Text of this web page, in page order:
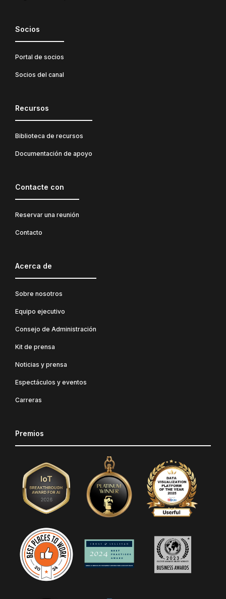
Socios
Portal de socios
Socios del canal
Recursos
Biblioteca de recursos
Documentación de apoyo
Contacte con
Reservar una reunión
Contacto
Acerca de
Sobre nosotros
Equipo ejecutivo
Consejo de Administración
Kit de prensa
Noticias y prensa
Espectáculos y eventos
Carreras
Premios